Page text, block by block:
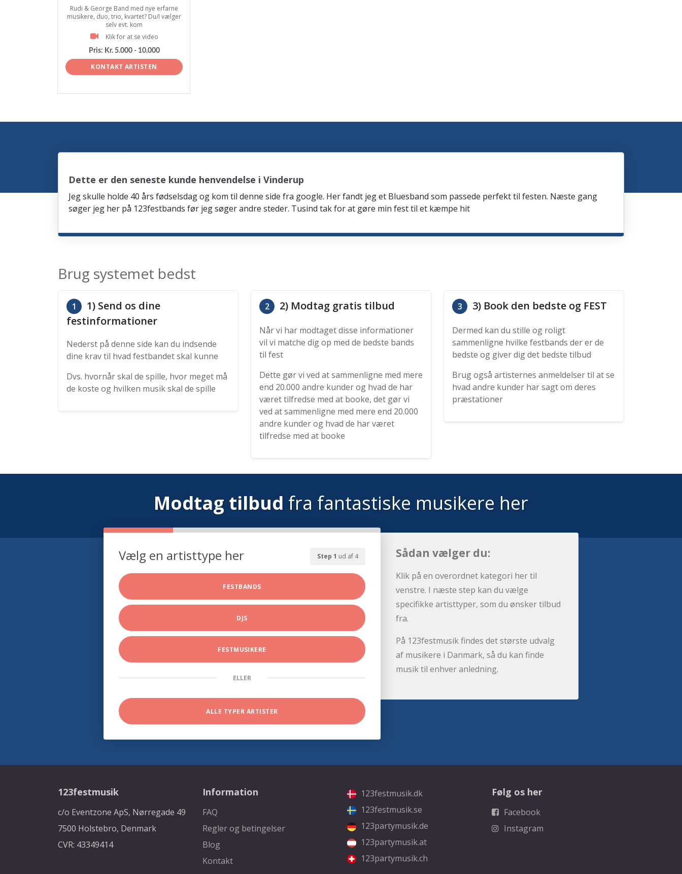
Rudi & George Band med nye erfarne
musikere, duo, trio, kvartet? Du/I vælger
selv evt. kom
Klik for at se video
Pris: Kr. 5.000 - 10.000
KONTAKT ARTISTEN
Dette er den seneste kunde henvendelse i Vinderup
Jeg skulle holde 40 års fødselsdag og kom til denne side fra google. Her fandt jeg et Bluesband som passede perfekt til festen. Næste gang
søger jeg her på 123festbands før jeg søger andre steder. Tusind tak for at gøre min fest til et kæmpe hit
Brug systemet bedst
1
1) Send os dine
festinformationer
Nederst på denne side kan du indsende
dine krav til hvad festbandet skal kunne
Dvs. hvornår skal de spille, hvor meget må
de koste og hvilken musik skal de spille
2 2) Modtag gratis tilbud
Når vi har modtaget disse informationer
vil vi matche dig op med de bedste bands
til fest
Dette gør vi ved at sammenligne med mere
end 20.000 andre kunder og hvad de har
været tilfredse med at booke, det gør vi
ved at sammenligne med mere end 20.000
andre kunder og hvad de har været
tilfredse med at booke
3 3) Book den bedste og FEST
Dermed kan du stille og roligt
sammenligne hvilke festbands der er de
bedste og giver dig det bedste tilbud
Brug også artisternes anmeldelser til at se
hvad andre kunder har sagt om deres
præstationer
Modtag tilbud fra fantastiske musikere her
Step 1 ud af 4
Vælg en artisttype her
FESTBANDS
DJS
FESTMUSIKERE
ELLER
ALLE TYPER ARTISTER
Sådan vælger du:
Klik på en overordnet kategori her til
venstre. I næste step kan du vælge
specifikke artisttyper, som du ønsker tilbud
fra.
På 123festmusik findes det største udvalg
af musikere i Danmark, så du kan finde
musik til enhver anledning.
123festmusik
c/o Eventzone ApS, Nørregade 49
7500 Holstebro, Denmark
CVR: 43349414
Information
FAQ
Regler og betingelser
Blog
Kontakt
123festmusik.dk
123festmusik.se
123partymusik.de
123partymusik.at
123partymusik.ch
Følg os her
Facebook
Instagram